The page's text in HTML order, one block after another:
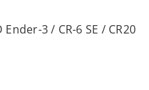
3 / CR-6 SE / CR20